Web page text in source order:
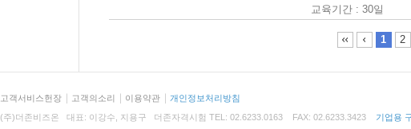
교육기간 : 30일
1 2
고객서비스헌장 고객의소리 이용약관
개인정보처리방침
(주)더존비즈온 대표: 이강수, 지용구 더존자격시험 TEL: 02.6233.0163 FAX: 02.6233.3423 기업용